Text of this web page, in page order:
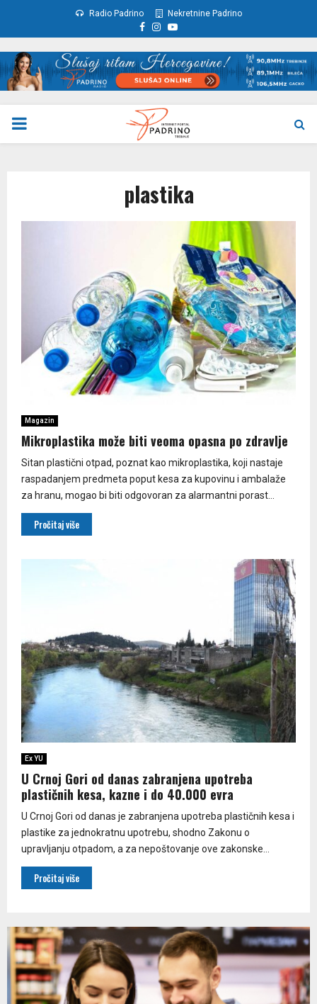
Radio Padrino Nekretnine Padrino
Facebook
Instagram
Youtube
PRIMARY
plastika
Magazin
Mikroplastika može biti veoma opasna po zdravlje
Sitan plastični otpad, poznat kao mikroplastika, koji nastaje
raspadanjem predmeta poput kesa za kupovinu i ambalaže
za hranu, mogao bi biti odgovoran za alarmantni porast...
Pročitaj više
Ex YU
U Crnoj Gori od danas zabranjena upotreba
plastičnih kesa, kazne i do 40.000 evra
U Crnoj Gori od danas je zabranjena upotreba plastičnih kesa i
plastike za jednokratnu upotrebu, shodno Zakonu o
upravljanju otpadom, a za nepoštovanje ove zakonske...
Pročitaj više